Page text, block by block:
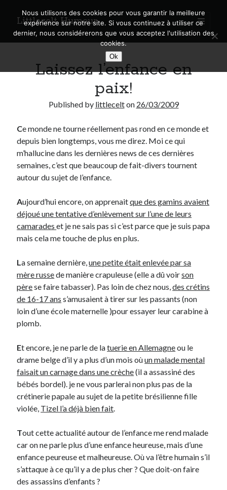
Littlecelt Humeur
open
primary
menu
Sidebar
Search
Derniers articles
Municipales 2026 : Lyon, Métropole et Caluire, mon choix pour l’avenir
Explorez les Chemins Enchantés à Vélo : Aventures Familiales près de
Lyon !
Quel Lyonnais es-tu, Renaud Ducher ?
Lyon ?
Comment je vis ma vie sur un vélo
Entretien ménager dansT’as vu quoi ? #52
JFdans
C’était pas mieux avant… à Lyon
littlecelt dans
Comment j’ai opéré ma vélorution toute personnelle
Anthony
dans
Comment j’ai opéré ma vélorution toute personnelle
Renaud Ducher
personnelle
Commentaires récents
Entretien ménager dansT’as vu quoi ? #52
JFdansC’était pas mieux avant… à Lyon
littlecelt dansComment j’ai opéré ma vélorution toute personnelle
Renaud DucherdansComment j’ai opéré ma vélorution toute
On parle de quoi ?
Laissez l’enfance en
paix!
Published by littlecelton 26/03/2009
Ce monde ne tourne réellement pas rond en ce monde et
depuis bien longtemps, vous me direz. Moi ce qui
m’hallucine dans les dernières news de ces dernières
semaines, c’est que beaucoup de fait-divers tournent
autour du sujet de l’enfance.
Aujourd’hui encore, on apprenaitque des gamins avaient
déjoué une tentative d’enlèvement sur l’une de leurs
camaradeset je ne sais pas si c’est parce que je suis papa
mais cela me touche de plus en plus.
La semaine dernière,une petite était enlevée par sa
mère russede manière crapuleuse (elle a dû voirson
pèrese faire tabasser). Pas loin de chez nous,des crétins
de 16-17 ans s’amusaient à tirer sur les passants (non
loin d’une école maternelle )pour essayer leur carabine à
plomb.
Et encore, je ne parle de latuerie en Allemagneou le
drame belge d’il y a plus d’un mois oùun malade mental
faisait un carnage dans une crèche(il a assassiné des
bébés bordel). je ne vous parlerai non plus pas de la
crétinerie papale au sujet de la petite brésilienne fille
violée, Tizel l’a déjà bien fait.
Tout cette actualité autour de l’enfance me rend malade
car on ne parle plus d’une enfance heureuse, mais d’une
enfance peureuse et malheureuse. Où va l’être humain s’il
s’attaque à ce qu’il y a de plus cher ? Que doit-on faire
des assassins d’enfants ?
Nous utilisons des cookies pour vous garantir la meilleure
expérience sur notre site. Si vous continuez à utiliser ce
dernier, nous considérerons que vous acceptez l'utilisation des
cookies.
Ok